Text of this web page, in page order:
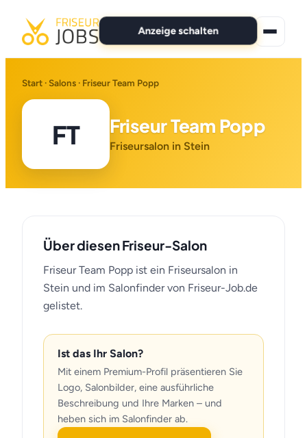
Anzeige schalten
Alle Jobs
Für Bewerber
Anzeige schalten
Start · Salons · Friseur Team Popp
FT Friseur Team Popp
Friseursalon in Stein
Über diesen Friseur-Salon
Friseur Team Popp ist ein Friseursalon in
Stein und im Salonfinder von Friseur-Job.de
gelistet.
Ist das Ihr Salon?
Mit einem Premium-Profil präsentieren Sie
Logo, Salonbilder, eine ausführliche
Beschreibung und Ihre Marken – und
heben sich im Salonfinder ab.